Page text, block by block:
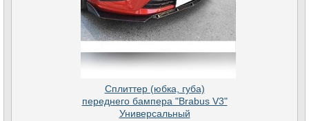
Сплиттер (юбка, губа)
переднего бампера "Brabus V3"
Универсальный